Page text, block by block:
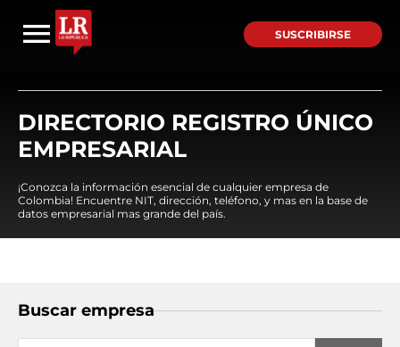
SUSCRIBIRSE
DIRECTORIO REGISTRO ÚNICO
EMPRESARIAL
¡Conozca la información esencial de cualquier empresa de
Colombia! Encuentre NIT, dirección, teléfono, y mas en la base de
datos empresarial mas grande del país.
Buscar empresa